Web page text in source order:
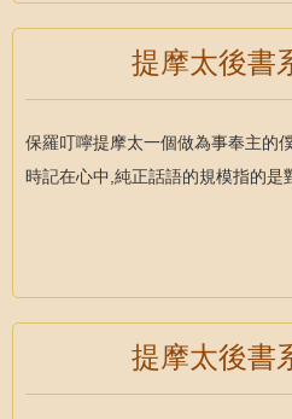
提摩太後書
保羅叮嚀提摩太一個做為事奉主的
時記在心中,純正話語的規模指的
提摩太後書